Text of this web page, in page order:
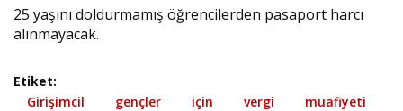
25 yaşını doldurmamış öğrencilerden pasaport harcı
alınmayacak.
Etiket:
Girişimcil
gençler için vergi
muafiyeti